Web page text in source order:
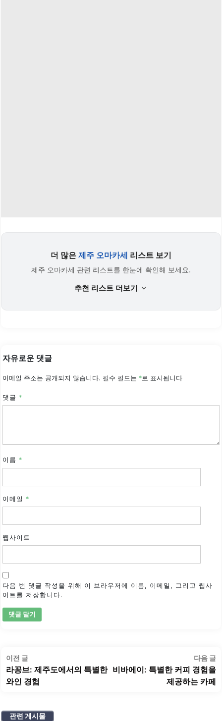
더 많은 제주 오마카세 리스트 보기
제주 오마카세 관련 리스트를 한눈에 확인해 보세요.
추천 리스트 더보기
자유로운 댓글
이메일 주소는 공개되지 않습니다. 필수 필드는 *로 표시됩니다
댓글 *
이름 *
이메일 *
웹사이트
다음 번 댓글 작성을 위해 이 브라우저에 이름, 이메일, 그리고 웹사
이트를 저장합니다.
글
탐
색
이전 글이
전
글:
라꽁브: 제주도에서의 특별한
와인 경험
다음 글
비바에이: 특별한 커피 경험을
제공하는 카페
관련 게시물